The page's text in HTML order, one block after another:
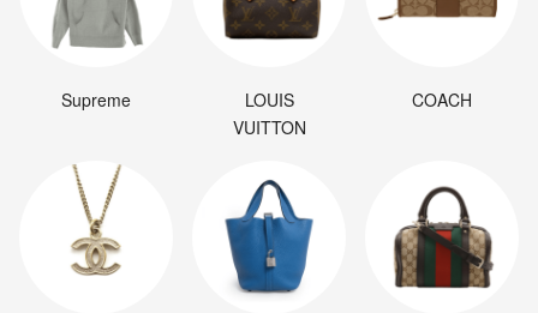
Supreme
LOUIS
VUITTON
COACH